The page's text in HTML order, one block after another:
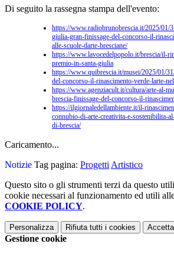
Di seguito la rassegna stampa dell'evento:
https://www.radiobrunobrescia.it/2025/01/
giulia-gran-finissage-del-concorso-il-
alle-scuole-darte-bresciane/
https://www.lavocedelpopolo.it/brescia/il-
premio-in-santa-giulia
https://www.quibrescia.it/musei/2025/01/
del-concorso-il-rinascimento-verde-larte-
https://www.agenziacult.it/cultura/arte-al-
brescia-finissage-del-concorso-il-
https://ilgiornaledellambiente.it/il-
connubio-di-arte-creativita-e-sostenibilita-
di-brescia/
Caricamento...
Notizie Tag pagina: Progetti Artistico
Questo sito o gli strumenti terzi da questo
cookie necessari al funzionamento ed utili
COOKIE POLICY.
Personalizza Rifiuta tutti i cookies
Gestione cookie